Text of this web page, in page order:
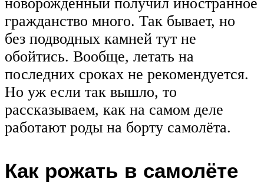
гражданство много. Так бывает, но
без подводных камней тут не
обойтись. Вообще, летать на
последних сроках не рекомендуется.
Но уж если так вышло, то
рассказываем, как на самом деле
работают роды на борту самолёта.
Как рожать в самолёте